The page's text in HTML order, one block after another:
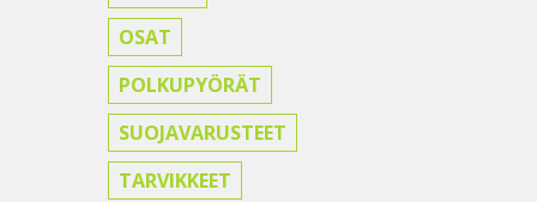
OSAT
POLKUPYÖRÄT
SUOJAVARUSTEET
TARVIKKEET